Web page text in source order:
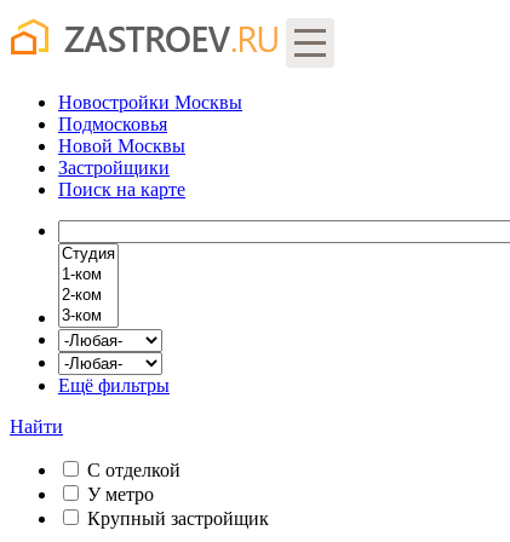
Новостройки Москвы
Подмосковья
Новой Москвы
Застройщики
Поиск на карте
Ещё фильтры
Найти
С отделкой
У метро
Крупный застройщик